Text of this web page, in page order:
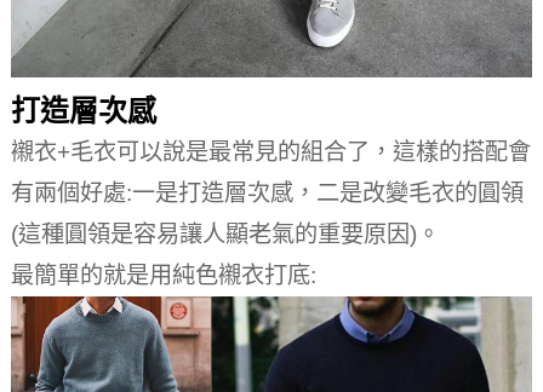
打造層次感
襯衣+毛衣可以說是最常見的組合了，這樣的搭配會
有兩個好處:一是打造層次感，二是改變毛衣的圓領
(這種圓領是容易讓人顯老氣的重要原因)。
最簡單的就是用純色襯衣打底: